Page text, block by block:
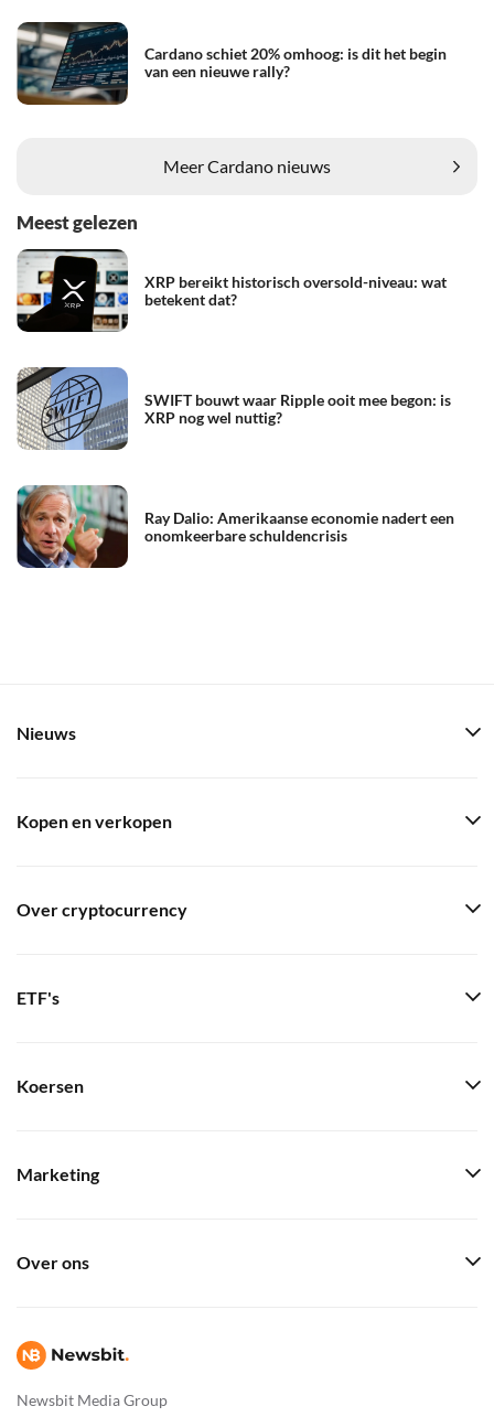
Cardano schiet 20% omhoog: is dit het begin
van een nieuwe rally?
Meer Cardano nieuws
Meest gelezen
XRP bereikt historisch oversold-niveau: wat
betekent dat?
SWIFT bouwt waar Ripple ooit mee begon: is
XRP nog wel nuttig?
Ray Dalio: Amerikaanse economie nadert een
onomkeerbare schuldencrisis
Newsbit Media Group
Nieuws
Kopen en verkopen
Over cryptocurrency
ETF's
Koersen
Marketing
Over ons